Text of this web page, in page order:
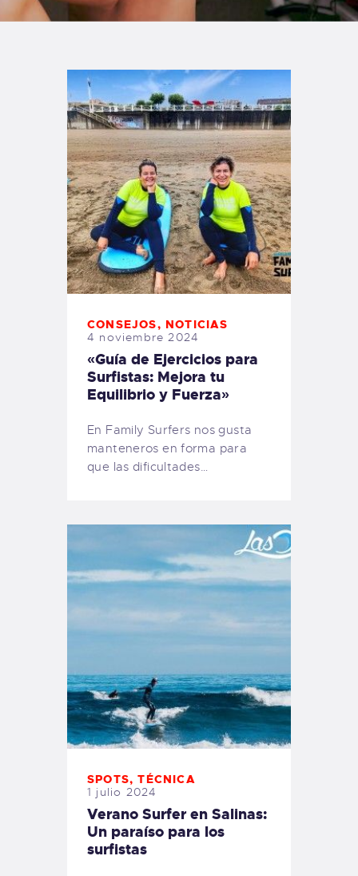
TIENDA FAMILY SURFERS
CONSEJOS, NOTICIAS
4 noviembre 2024
«Guía de Ejercicios para
Surfistas: Mejora tu
Equilibrio y Fuerza»
En Family Surfers nos gusta
manteneros en forma para
que las dificultades…
SPOTS,TÉCNICA
1 julio 2024
Verano Surfer en Salinas:
Un paraíso para los
surfistas